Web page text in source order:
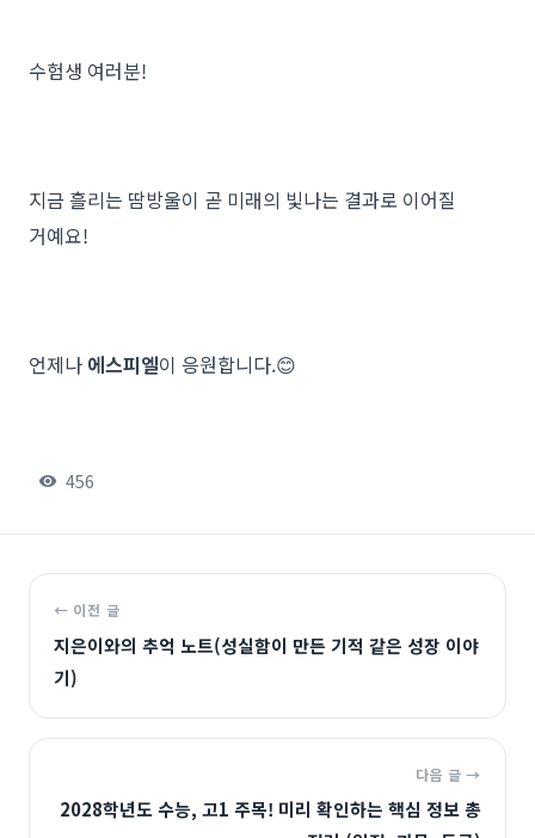
수험생 여러분!
지금 흘리는 땀방울이 곧 미래의 빛나는 결과로 이어질
거예요!
언제나 에스피엘이 응원합니다.😊
456
← 이전 글
지은이와의 추억 노트(성실함이 만든 기적 같은 성장 이야
기)
다음 글 →
2028학년도 수능, 고1 주목! 미리 확인하는 핵심 정보 총